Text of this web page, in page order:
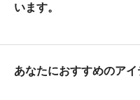
います。
あなたにおすすめのアイ